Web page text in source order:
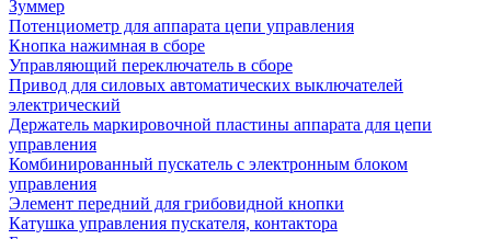
Зуммер
Потенциометр для аппарата цепи управления
Кнопка нажимная в сборе
Управляющий переключатель в сборе
Привод для силовых автоматических выключателей
электрический
Держатель маркировочной пластины аппарата для цепи
управления
Комбинированный пускатель с электронным блоком
управления
Элемент передний для грибовидной кнопки
Катушка управления пускателя, контактора